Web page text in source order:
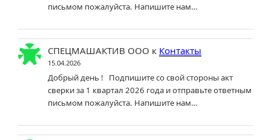
письмом пожалуйста. Напишите нам…
СПЕЦМАШАКТИВ ООО к Контакты
15.04.2026
Добрый день ! Подпишите со свой стороны акт
сверки за 1 квартал 2026 года и отправьте ответным
письмом пожалуйста. Напишите нам…